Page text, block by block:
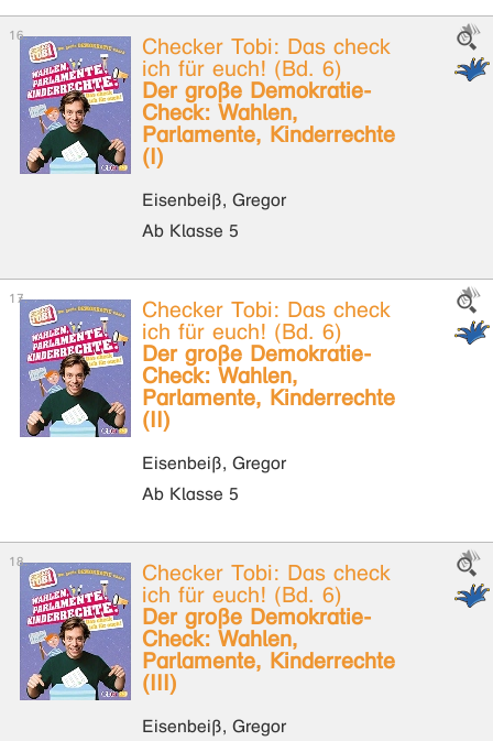
Checker Tobi: Das check
ich für euch! (Bd. 6)
Der große Demokratie-
Check: Wahlen,
Parlamente, Kinderrechte
(I)
Eisenbeiß, Gregor
Ab Klasse 5
Checker Tobi: Das check
ich für euch! (Bd. 6)
Der große Demokratie-
Check: Wahlen,
Parlamente, Kinderrechte
(II)
Eisenbeiß, Gregor
Ab Klasse 5
Checker Tobi: Das check
ich für euch! (Bd. 6)
Der große Demokratie-
Check: Wahlen,
Parlamente, Kinderrechte
(III)
Eisenbeiß, Gregor